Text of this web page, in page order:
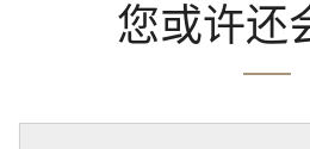
您或许还